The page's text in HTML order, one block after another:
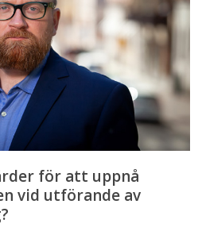
för att uppnå
vid utförande av